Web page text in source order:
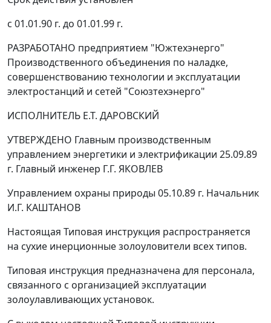
с 01.01.90 г. до 01.01.99 г.
РАЗРАБОТАНО предприятием "Южтехэнерго"
Производственного объединения по наладке,
совершенствованию технологии и эксплуатации
электростанций и сетей "Союзтехэнерго"
ИСПОЛНИТЕЛЬ Е.Т. ДАРОВСКИЙ
УТВЕРЖДЕНО Главным производственным
управлением энергетики и электрификации 25.09.89
г. Главный инженер Г.Г. ЯКОВЛЕВ
Управлением охраны природы 05.10.89 г. Начальник
И.Г. КАШТАНОВ
Настоящая Типовая инструкция распространяется
на сухие инерционные золоуловители всех типов.
Типовая инструкция предназначена для персонала,
связанного с организацией эксплуатации
золоулавливающих установок.